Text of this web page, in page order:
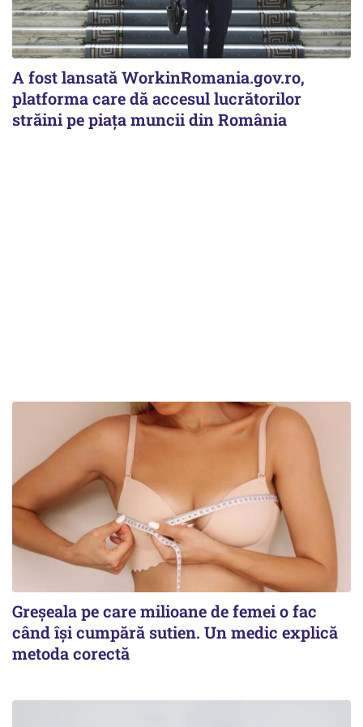
A fost lansată WorkinRomania.gov.ro,
platforma care dă accesul lucrătorilor
străini pe piața muncii din România
Greșeala pe care milioane de femei o fac
când își cumpără sutien. Un medic explică
metoda corectă